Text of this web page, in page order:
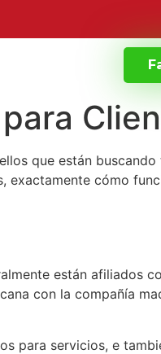
que están buscando
exactamente cómo
están afiliados
con la compañía
para servicios, e